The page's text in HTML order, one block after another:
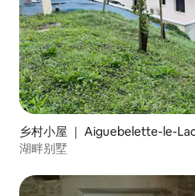
乡村小屋 ｜ Aiguebelette-le-
湖畔别墅